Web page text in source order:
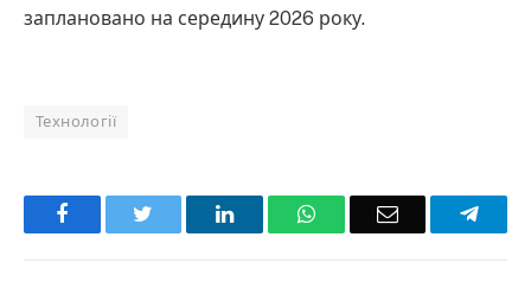
заплановано на середину 2026 року.
Технології
Facebook LinkedInWhatsAppEmail